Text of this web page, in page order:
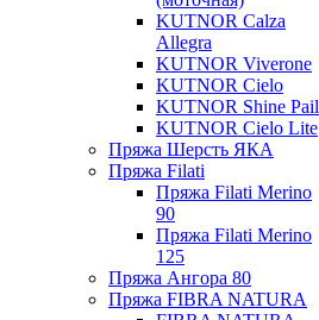
KUTNOR Calza
Allegra
KUTNOR Viverone
KUTNOR Cielo
KUTNOR Shine Pail
KUTNOR Cielo Lite
Пряжа Шерсть ЯКА
Пряжа Filati
Пряжа Filati Merino
90
Пряжа Filati Merino
125
Пряжа Ангора 80
Пряжа FIBRA NATURA